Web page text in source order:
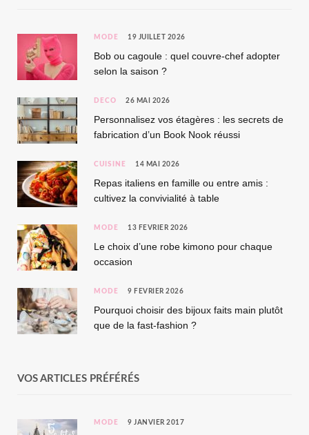
MODE 19 JUILLET 2026
Bob ou cagoule : quel couvre-chef adopter
selon la saison ?
DÉCO 26 MAI 2026
Personnalisez vos étagères : les secrets de
fabrication d’un Book Nook réussi
CUISINE 14 MAI 2026
Repas italiens en famille ou entre amis :
cultivez la convivialité à table
MODE 13 FÉVRIER 2026
Le choix d’une robe kimono pour chaque
occasion
MODE 9 FÉVRIER 2026
Pourquoi choisir des bijoux faits main plutôt
que de la fast-fashion ?
VOS ARTICLES PRÉFÉRÉS
MODE 9 JANVIER 2017